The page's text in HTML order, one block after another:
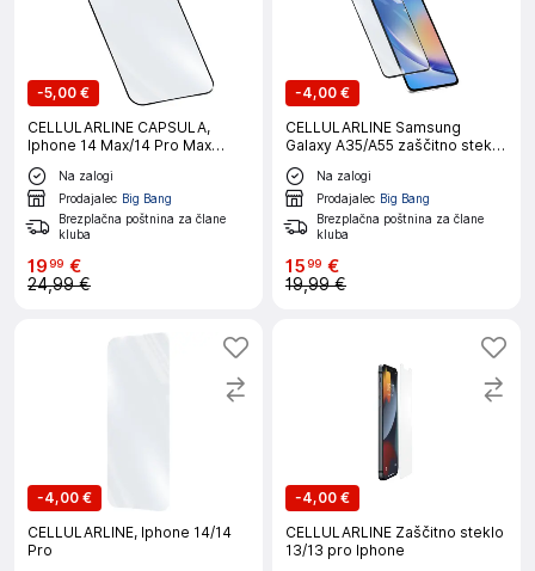
-5,00 €
CELLULARLINE CAPSULA,
Iphone 14 Max/14 Pro Max
zaščitno steklo
Na zalogi
Prodajalec Big Bang
Brezplačna poštnina za člane
kluba
1999 €
24,99 €
-4,00 €
CELLULARLINE Samsung
Galaxy A35/A55 zaščitno steklo
za telefon
Na zalogi
Prodajalec Big Bang
Brezplačna poštnina za člane
kluba
1599 €
19,99 €
-4,00 €
CELLULARLINE, Iphone 14/14
Pro
-4,00 €
CELLULARLINE Zaščitno steklo
13/13 pro Iphone